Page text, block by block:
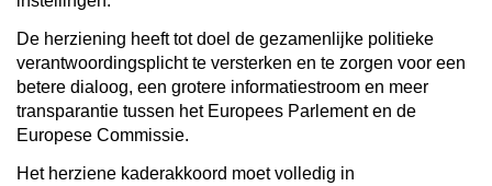
De herziening heeft tot doel de gezamenlijke politieke
verantwoordingsplicht te versterken en te zorgen voor een
betere dialoog, een grotere informatiestroom en meer
transparantie tussen het Europees Parlement en de
Europese Commissie.
Het herziene kaderakkoord moet volledig in